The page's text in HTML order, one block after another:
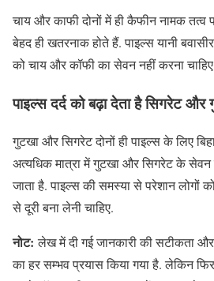
चाय और काफी दोनों में ही कैफीन नामक तत्व
बेहद ही खतरनाक होते हैं. पाइल्स यानी
को चाय और कॉफी का सेवन नहीं करना
पाइल्स दर्द को बढ़ा देता है सिगरेट और
गुटखा और सिगरेट दोनों ही पाइल्स के लिए
अत्यधिक मात्रा में गुटखा और सिगरेट के सेवन
जाता है. पाइल्स की समस्या से परेशान
से दूरी बना लेनी चाहिए.
नोट: लेख में दी गई जानकारी की सटीकता
का हर सम्भव प्रयास किया गया है. लेकिन